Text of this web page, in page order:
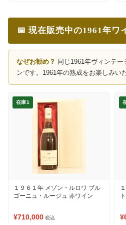
📅 現在販売中の1961年ワ
なぜお勧め？ 同じ1961年ヴィンテ
ンです。1961年の熟成をお楽しみい
在庫1
１９６１年 メゾン・ルロワ ブル
ゴーニュ・ルージュ 赤ワイン
¥710,000 税込